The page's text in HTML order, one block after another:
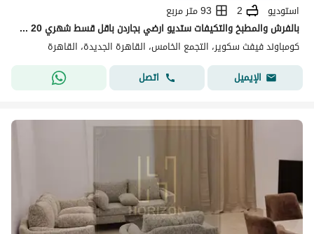
استوديو 2
93 متر مربع
بالفرش والمطبخ والتكيفات ستديو ارضي بجاردن باقل قسط شهري 20 الف استلام فوري ريسيل ف المراسم برايم لوكيشن فيو لاند سكيب كمبوند فيفث سكوير Fifth Square
كومباوند فيفث سكوير، التجمع الخامس، القاهرة الجديدة، القاهرة
الإيميل
اتصل